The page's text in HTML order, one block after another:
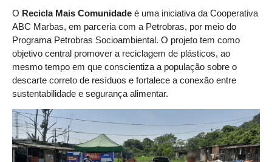
O Recicla Mais Comunidade é uma iniciativa da Cooperativa
ABC Marbas, em parceria com a Petrobras, por meio do
Programa Petrobras Socioambiental. O projeto tem como
objetivo central promover a reciclagem de plásticos, ao
mesmo tempo em que conscientiza a população sobre o
descarte correto de resíduos e fortalece a conexão entre
sustentabilidade e segurança alimentar.